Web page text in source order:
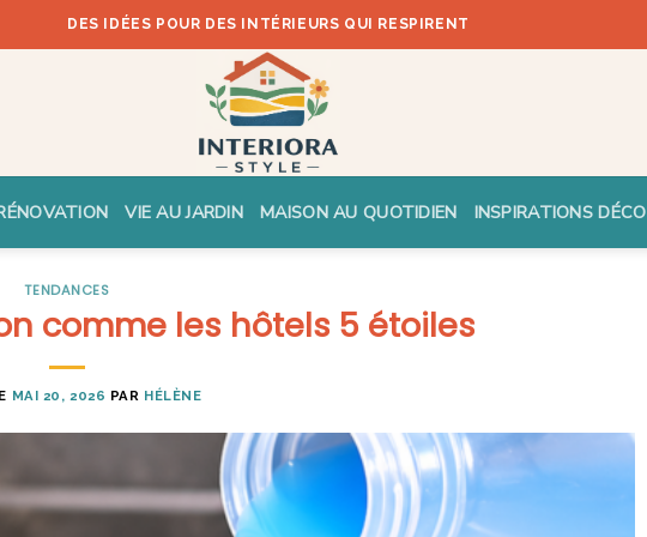
DES IDÉES POUR DES INTÉRIEURS QUI RESPIRENT
VIE AU JARDIN MAISON AU QUOTIDIEN INSPIRATIONS DÉCO
TENDANCES
comme les hôtels 5 étoiles
MAI 20, 2026 PAR HÉLÈNE